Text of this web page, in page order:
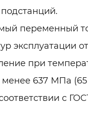
переменный
эксплуатации
при
637 МПа (65
с